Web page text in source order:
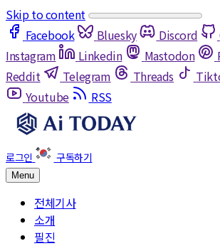
Skip to content
Facebook
Bluesky Discord
Instagram
Linkedin Mastodon
Reddit
Telegram Threads
Youtube
RSS
Menu
전체기사
소개
필진